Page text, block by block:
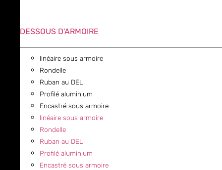
DESSOUS D'ARMOIRE
linéaire sous armoire
Rondelle
Ruban au DEL
Profilé aluminium
Encastré sous armoire
linéaire sous armoire
Rondelle
Ruban au DEL
Profilé aluminium
Encastré sous armoire